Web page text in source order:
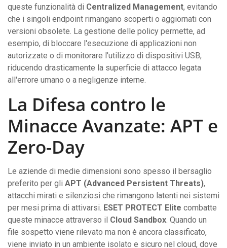
queste funzionalità di Centralized Management, evitando
che i singoli endpoint rimangano scoperti o aggiornati con
versioni obsolete. La gestione delle policy permette, ad
esempio, di bloccare l'esecuzione di applicazioni non
autorizzate o di monitorare l'utilizzo di dispositivi USB,
riducendo drasticamente la superficie di attacco legata
all'errore umano o a negligenze interne.
La Difesa contro le
Minacce Avanzate: APT e
Zero-Day
Le aziende di medie dimensioni sono spesso il bersaglio
preferito per gli APT (Advanced Persistent Threats),
attacchi mirati e silenziosi che rimangono latenti nei sistemi
per mesi prima di attivarsi. ESET PROTECT Elite combatte
queste minacce attraverso il Cloud Sandbox. Quando un
file sospetto viene rilevato ma non è ancora classificato,
viene inviato in un ambiente isolato e sicuro nel cloud, dove